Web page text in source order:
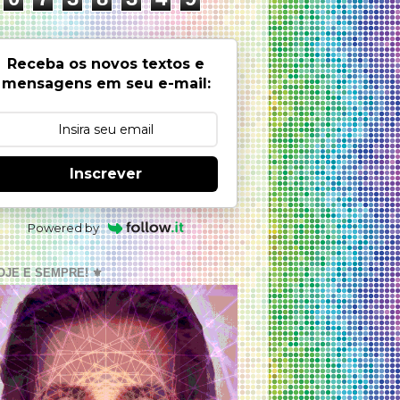
Receba os novos textos e
mensagens em seu e-mail:
Inscrever
Powered by
E SEMPRE! ⚜️